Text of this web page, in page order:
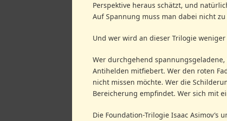
Perspektive heraus schätzt, und
Auf Spannung muss man dabei nicht
Und wer wird an dieser Trilogie weniger
Wer durchgehend
Antihelden mitfiebert. Wer den roten
nicht missen möchte. Wer die
Bereicherung empfindet. Wer sich mit
Die Foundation-Trilogie Isaac